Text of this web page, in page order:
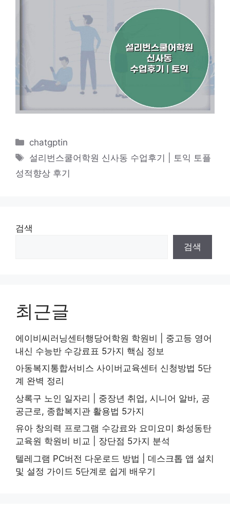
카
테
리
chatgptin
태
그
설리번스쿨어학원 신사동 수업후기 | 토익 토플
성적향상 후기
검색
검색
최근글
에이비씨러닝센터행당어학원 학원비 | 중고등 영어
내신 수능반 수강료표 5가지 핵심 정보
아동복지통합서비스 사이버교육센터 신청방법 5단
계 완벽 정리
상록구 노인 일자리 | 중장년 취업, 시니어 알바, 공
공근로, 종합복지관 활용법 5가지
유아 창의력 프로그램 수강료와 요미요미 화성동탄
교육원 학원비 비교 | 장단점 5가지 분석
텔레그램 PC버전 다운로드 방법 | 데스크톱 앱 설치
및 설정 가이드 5단계로 쉽게 배우기